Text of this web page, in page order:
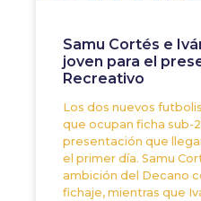
Samu Cortés e
joven para el
Recreativo
Los dos nuevos
que ocupan ficha sub-
presentación que
el primer día. Samu
ambición del Decano
fichaje, mientras que